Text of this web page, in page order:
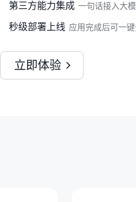
第三方能力集成 一句话接入大
秒级部署上线 应用完成后可一
立即体验